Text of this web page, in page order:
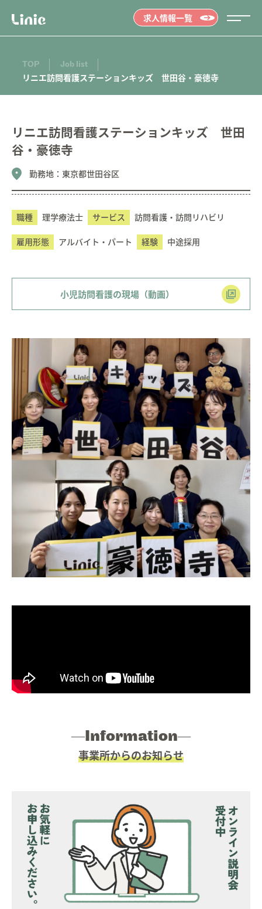
求人情報一覧
02. Job list 求人情報を探す
03. Interview インタビュー
04. Education 研修・育成・研究
Welfare 福利厚生
06. Work style ワークスタイル
07. Faq よくあるご質問
08. Information お知らせ
TOP
Job list
リニエ訪問看護ステーションキッズ 世田谷・豪徳寺
リニエ訪問看護ステーションキッズ 世田
谷・豪徳寺
勤務地： 東京都世田谷区
職種 理学療法士 サービス 訪問看護・訪問リハビリ
雇用形態 アルバイト・パート 経験 中途採用
小児訪問看護の現場（動画）
Information
事業所からのお知らせ